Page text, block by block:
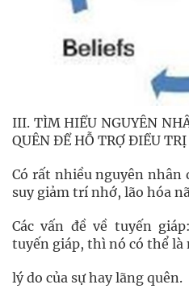
III. TÌM HIỂU NGUYÊN
QUÊN ĐỂ HỖ TRỢ ĐIỀU
Có rất nhiều nguyên nhân
suy giảm trí nhớ, lão hóa
Các vấn đề về tuyến
tuyến giáp, thì nó có thể
lý do của sự hay lãng quên.